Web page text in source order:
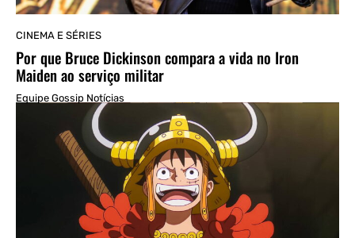
CINEMA E SÉRIES
Por que Bruce Dickinson compara a vida no Iron
Maiden ao serviço militar
Equipe Gossip Notícias